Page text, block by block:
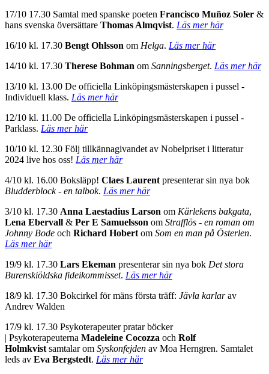
17/10 17.30 Samtal med spanske poeten Francisco Muñoz Soler &
hans svenska översättare Thomas Almqvist. Läs mer här
16/10 kl. 17.30 Bengt Ohlsson om Helga. Läs mer här
14/10 kl. 17.30 Therese Bohman om Sanningsberget. Läs mer här
13/10 kl. 13.00 De officiella Linköpingsmästerskapen i pussel -
Individuell klass. Läs mer här
12/10 kl. 11.00 De officiella Linköpingsmästerskapen i pussel -
Parklass. Läs mer här
10/10 kl. 12.30 Följ tillkännagivandet av Nobelpriset i litteratur
2024 live hos oss! Läs mer här
4/10 kl. 16.00 Boksläpp! Claes Laurent presenterar sin nya bok
Bludderblock - en talbok. Läs mer här
3/10 kl. 17.30 Anna Laestadius Larson om Kärlekens bakgata,
Lena Ebervall & Per E Samuelsson om Strafflös - en roman om
Johnny Bode och Richard Hobert om Som en man på Österlen.
Läs mer här
19/9 kl. 17.30 Lars Ekeman presenterar sin nya bok Det stora
Burenskiöldska fideikommisset. Läs mer här
18/9 kl. 17.30 Bokcirkel för mäns första träff: Jävla karlarav
Andrev Walden
17/9 kl. 17.30 Psykoterapeuter pratar böcker
| Psykoterapeuterna Madeleine Cocozza och Rolf
Holmkvist samtalar om Syskonfejden av Moa Herngren. Samtalet
leds av Eva Bergstedt. Läs mer här